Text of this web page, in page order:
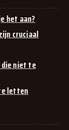
het aan?
cruciaal
die niet te
letten